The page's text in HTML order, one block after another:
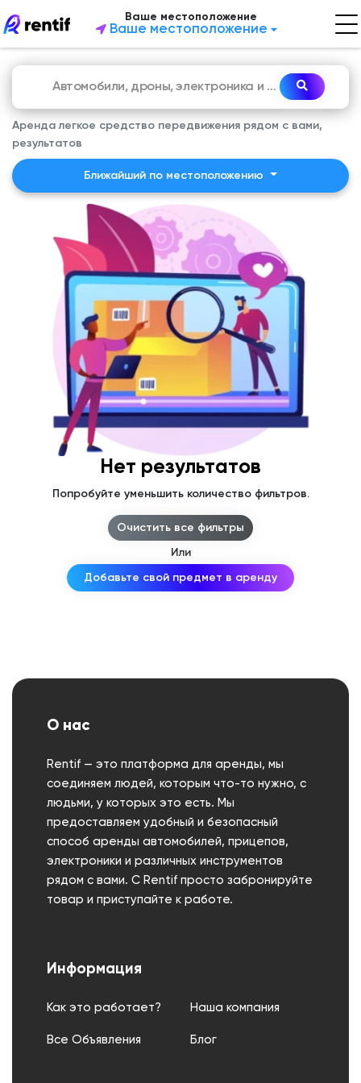
Ваше местоположение
Ваше местоположение
Аренда легкое средство передвижения рядом с вами,
результатов
Ближайший по местоположению
Нет результатов
Попробуйте уменьшить количество фильтров.
Очистить все фильтры
Или
Добавьте свой предмет в аренду
О нас
Rentif — это платформа для аренды, мы
соединяем людей, которым что-то нужно, с
людьми, у которых это есть. Мы
предоставляем удобный и безопасный
способ аренды автомобилей, прицепов,
электроники и различных инструментов
рядом с вами. С Rentif просто забронируйте
товар и приступайте к работе.
Информация
Как это работает? Наша компания
Все Объявления Блог